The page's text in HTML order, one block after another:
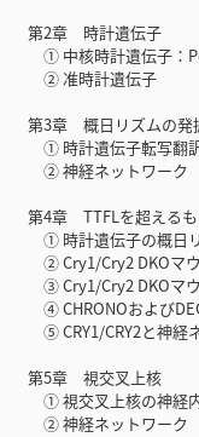
第2章 時計遺伝子
① 中核時計遺伝子：
② 准時計遺伝子
第3章 概日リズムの発
① 時計遺伝子転写翻訳
② 神経ネットワーク
第4章 TTFLを超える
① 時計遺伝子の概日
② Cry1/Cry2 DKOマウ
③ Cry1/Cry2 DKOマウ
④ CHRONOおよび
⑤ CRY1/CRY2と神経
第5章 視交叉上核
① 視交叉上核の神経
② 神経ネットワーク